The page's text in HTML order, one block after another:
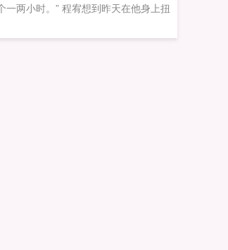
两小时。” 程宥想到昨天在他身上扭